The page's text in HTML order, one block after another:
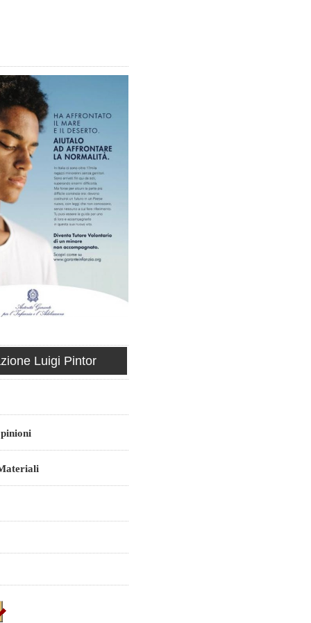
Luigi Pintor